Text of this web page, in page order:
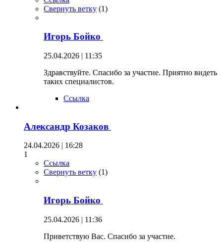
Свернуть ветку (1)
Игорь Бойко
25.04.2026 | 11:35
Здравствуйте. Спасибо за участие. Приятно видеть
таких специалистов.
Ссылка
Александр Козаков
24.04.2026 | 16:28
1
Ссылка
Свернуть ветку (1)
Игорь Бойко
25.04.2026 | 11:36
Приветствую Вас. Спасибо за участие.